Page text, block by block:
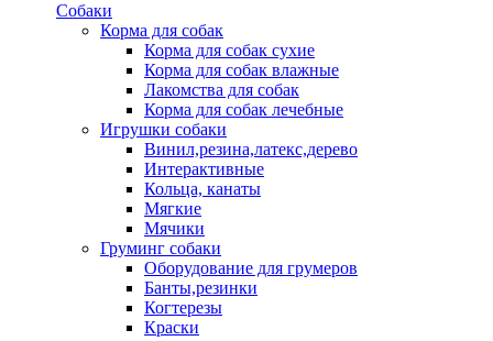
Собаки
Корма для собак
Корма для собак сухие
Корма для собак влажные
Лакомства для собак
Корма для собак лечебные
Игрушки собаки
Винил,резина,латекс,дерево
Интерактивные
Кольца, канаты
Мягкие
Мячики
Груминг собаки
Оборудование для грумеров
Банты,резинки
Когтерезы
Краски